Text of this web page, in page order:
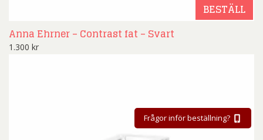
BESTÄLL
Anna Ehrner – Contrast fat – Svart
1.300 kr
Frågor inför beställning?